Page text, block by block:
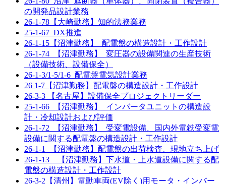
の開発品設計業務
26-1-78【大崎勤務】知的法務業務
25-1-67_DX推進
26-1-15【沼津勤務】_配電盤の構造設計・工作設計
26-1-74_【沼津勤務】_変圧器の設備関連の生産技術
（設備技術、設備保全）
26-1-3/1-5/1-6_配電盤電気設計業務
26 1-7【沼津勤務】配電盤の構造設計・工作設計
26-3-3 【名古屋】設備保全プロジェクトリーダー
25-1-66_【沼津勤務】_インバータユニットの構造設
計・冷却設計および評価
26-1-72_【沼津勤務】_受変電設備、国内外電鉄受変電
設備に関する配電盤の構造設計・工作設計
26-1-1_【沼津勤務】配電盤の出荷検査、現地立ち上げ
26-1-13 【沼津勤務】下水道・上水道設備に関する配
電盤の構造設計・工作設計
26-3-2【清州】電動車両(EV除く)用モータ・インバー